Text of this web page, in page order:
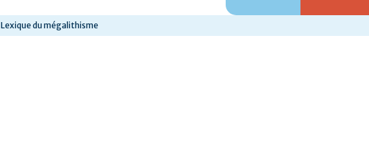
Lexique du mégalithisme